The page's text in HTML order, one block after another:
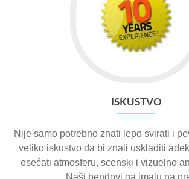
ISKUSTVO
Nije samo potrebno znati lepo svirati i
veliko iskustvo da bi znali uskladiti
osećati atmosferu, scenski i vizuelno
Naši bendovi ga imaju na